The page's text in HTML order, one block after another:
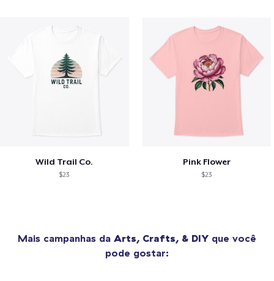
Wild Trail Co.
$23
Pink Flower
$23
Mais campanhas da Arts, Crafts, & DIY que você
pode gostar: